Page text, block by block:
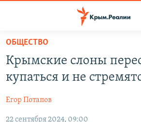
Вернуться
основному
содержанию
Вернутся
СПЕЦПРОЕКТЫ
КАРТА ВОЕННЫХ ОБЪЕКТОВ КРЫМА
ВОДА
ИСТОРИЯ
ОБЩЕСТВО
Крымские слоны
купаться и не
Егор Потапов
22 сентября 2024, 09:00